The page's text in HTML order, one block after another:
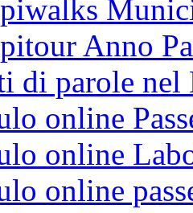
Anno
di parole
online
online
online